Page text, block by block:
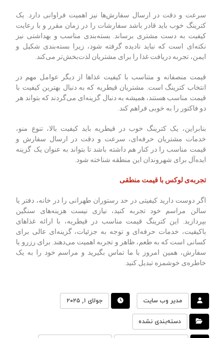
سرعت و دقت در ارسال سفارش‌ها نیز اهمیت فراوانی دارد. یک
کترینگ خوب باید قادر باشد سفارشات را در زمان مقرر و با رعایت
کیفیت به دست مشتری برساند. بسته‌بندی مناسب و بهداشتی نیز
نکته‌ای است که نباید نادیده گرفته شود، زیرا بسته‌بندی شکیل و
ایمن، تجربه دریافت غذا را برای مشتریان لذت‌بخش‌تر می‌کند.
قیمت منصفانه و متناسب با کیفیت غذاها از دیگر عوامل مهم در
انتخاب کترینگ است. مشتریان قیطریه که به دنبال بهترین کیفیت با
قیمت مناسب هستند، همیشه به دنبال گزینه‌ای می‌گردند که بتواند هر
دو فاکتور را به خوبی فراهم کند.
بنابراین، یک کترینگ خوب در قیطریه باید کیفیت بالا، تنوع منو،
خدمات مشتریان حرفه‌ای، سرعت و دقت در ارسال سفارش و
قیمت مناسب را در کنار هم داشته باشد تا بتواند به عنوان یک گزینه
ایده‌آل برای شهروندان این منطقه شناخته شود.
تجربه‌ی لوکس با قیمت منطقی
اگر دوست دارید کیفیتی در حد رستوران طهرانی را در خانه، دفتر یا
سالن مراسم خود تجربه کنید، نیازی نیست هزینه‌های سنگین
بپردازید. این کترینگ قیمت مناسب در قیطریه، با ارائه غذاهای
باکیفیت، خدمات حرفه‌ای و توجه به جزئیات، گزینه‌ای عالی برای
کسانی است که به طعم، ظاهر و تجربه اهمیت می‌دهند. برای رزرو یا
سفارش، همین امروز با ما تماس بگیرید و مراسم خود را به یک
خاطره‌ی خوشمزه تبدیل کنید.
مدیر وب سایت جولای ۱, ۲۰۲۵
دسته‌بندی نشده